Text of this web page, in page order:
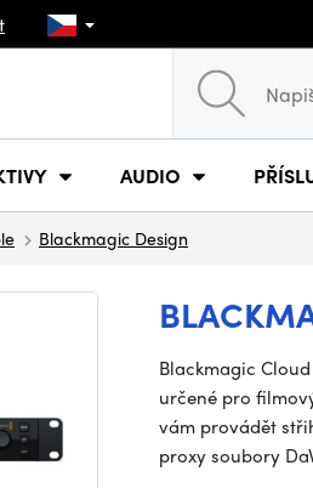
AUDIO
Blackmagic Design
Blackmagic
určené pro
vám provádět
proxy soubory